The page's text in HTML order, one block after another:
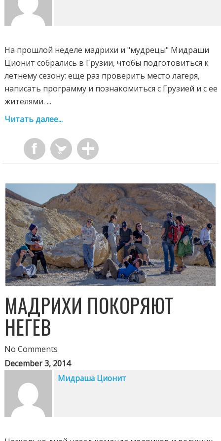
На прошлой неделе мадрихи и "мудрецы" Мидраши
Ционит собрались в Грузии, чтобы подготовиться к
летнему сезону: еще раз проверить место лагеря,
написать программу и познакомиться с Грузией и с ее
жителями. ...
Читать далее...
МАДРИХИ ПОКОРЯЮТ
НЕГЕВ
No Comments
December 3, 2014
Мидраша Ционит